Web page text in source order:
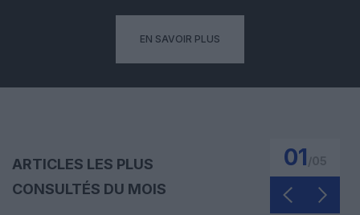
EN SAVOIR PLUS
ARTICLES LES PLUS
CONSULTÉS DU MOIS
01